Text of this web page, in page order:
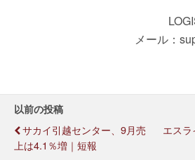
メール：
以前の投稿
サカイ引越センター、9月売
上は4.1％増｜短報
エス